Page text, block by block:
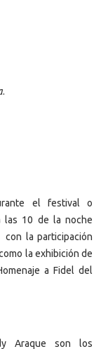
.
el festival o
las 10 de la noche
con la participación
la exhibición de
a Fidel del
Araque son los